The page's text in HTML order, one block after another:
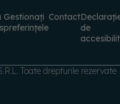
Gestionați
preferințele
Contact
de
Toate drepturile rezervate